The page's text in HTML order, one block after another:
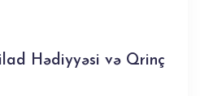
Hədiyyəsi və Qrinç